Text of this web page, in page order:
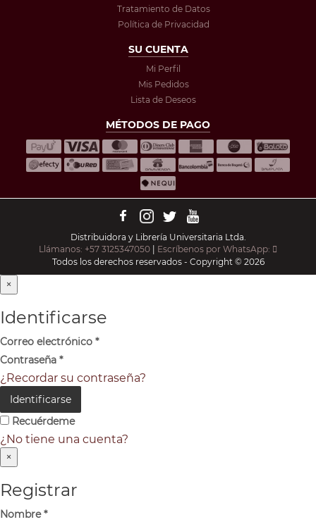
Tratamiento de Datos
Política de Privacidad
SU CUENTA
Mi Perfil
Mis Pedidos
Lista de Deseos
MÉTODOS DE PAGO
Distribuidora y Librería Universitaria Ltda.
Llámanos: +57 3125347050
Escríbenos por WhatsApp:
Todos los derechos reservados - Copyright © 2026
×
Identificarse
Correo electrónico *
Contraseña *
¿Recordar su contraseña?
Identificarse
Recuérdeme
¿No tiene una cuenta?
×
Registrar
Nombre*